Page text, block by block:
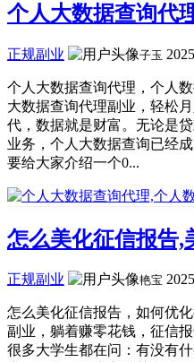
个人大数据查询代
正规副业 子玉
个人大数据查询代理，个人
大数据查询代理副业，轻松
代，数据就是财富。无论是
业务，个人大数据查询已经
要给大家介绍一个0...
怎么美化征信报告,
正规副业 艳宝
怎么美化征信报告，如何优
副业，躺着赚零花钱，征信
很多大学生都在问：有没有